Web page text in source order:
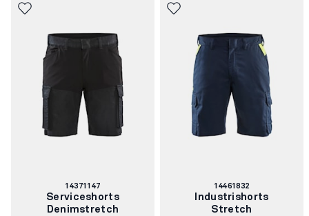
Artikelnummer:
14371147
Serviceshorts
Denimstretch
Artikelnummer:
14461832
Industrishorts
Stretch